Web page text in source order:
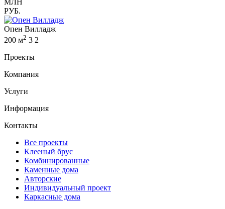
РУБ.
Опен Вилладж
200 м2 3 2
Проекты
Компания
Услуги
Информация
Контакты
Все проекты
Клееный брус
Комбинированные
Каменные дома
Авторские
Индивидуальный проект
Каркасные дома